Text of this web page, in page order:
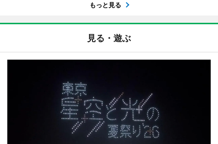
もっと見る
見る・遊ぶ